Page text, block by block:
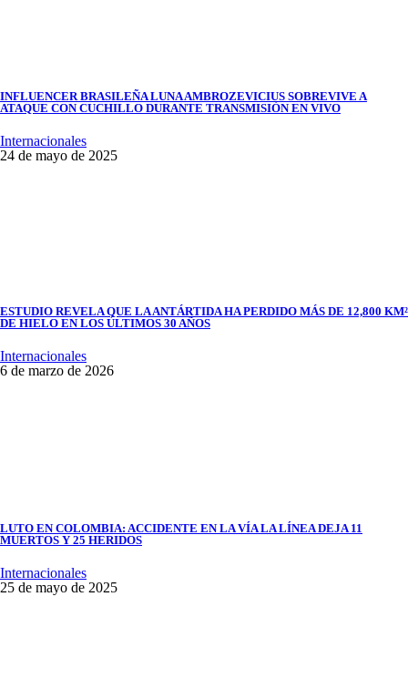
INFLUENCER BRASILEÑA LUNA AMBROZEVICIUS SOBREVIVE A
ATAQUE CON CUCHILLO DURANTE TRANSMISIÓN EN VIVO
Internacionales
24 de mayo de 2025
ESTUDIO REVELA QUE LA ANTÁRTIDA HA PERDIDO MÁS DE 12,800 KM²
DE HIELO EN LOS ÚLTIMOS 30 AÑOS
Internacionales
6 de marzo de 2026
LUTO EN COLOMBIA: ACCIDENTE EN LA VÍA LA LÍNEA DEJA 11
MUERTOS Y 25 HERIDOS
Internacionales
25 de mayo de 2025